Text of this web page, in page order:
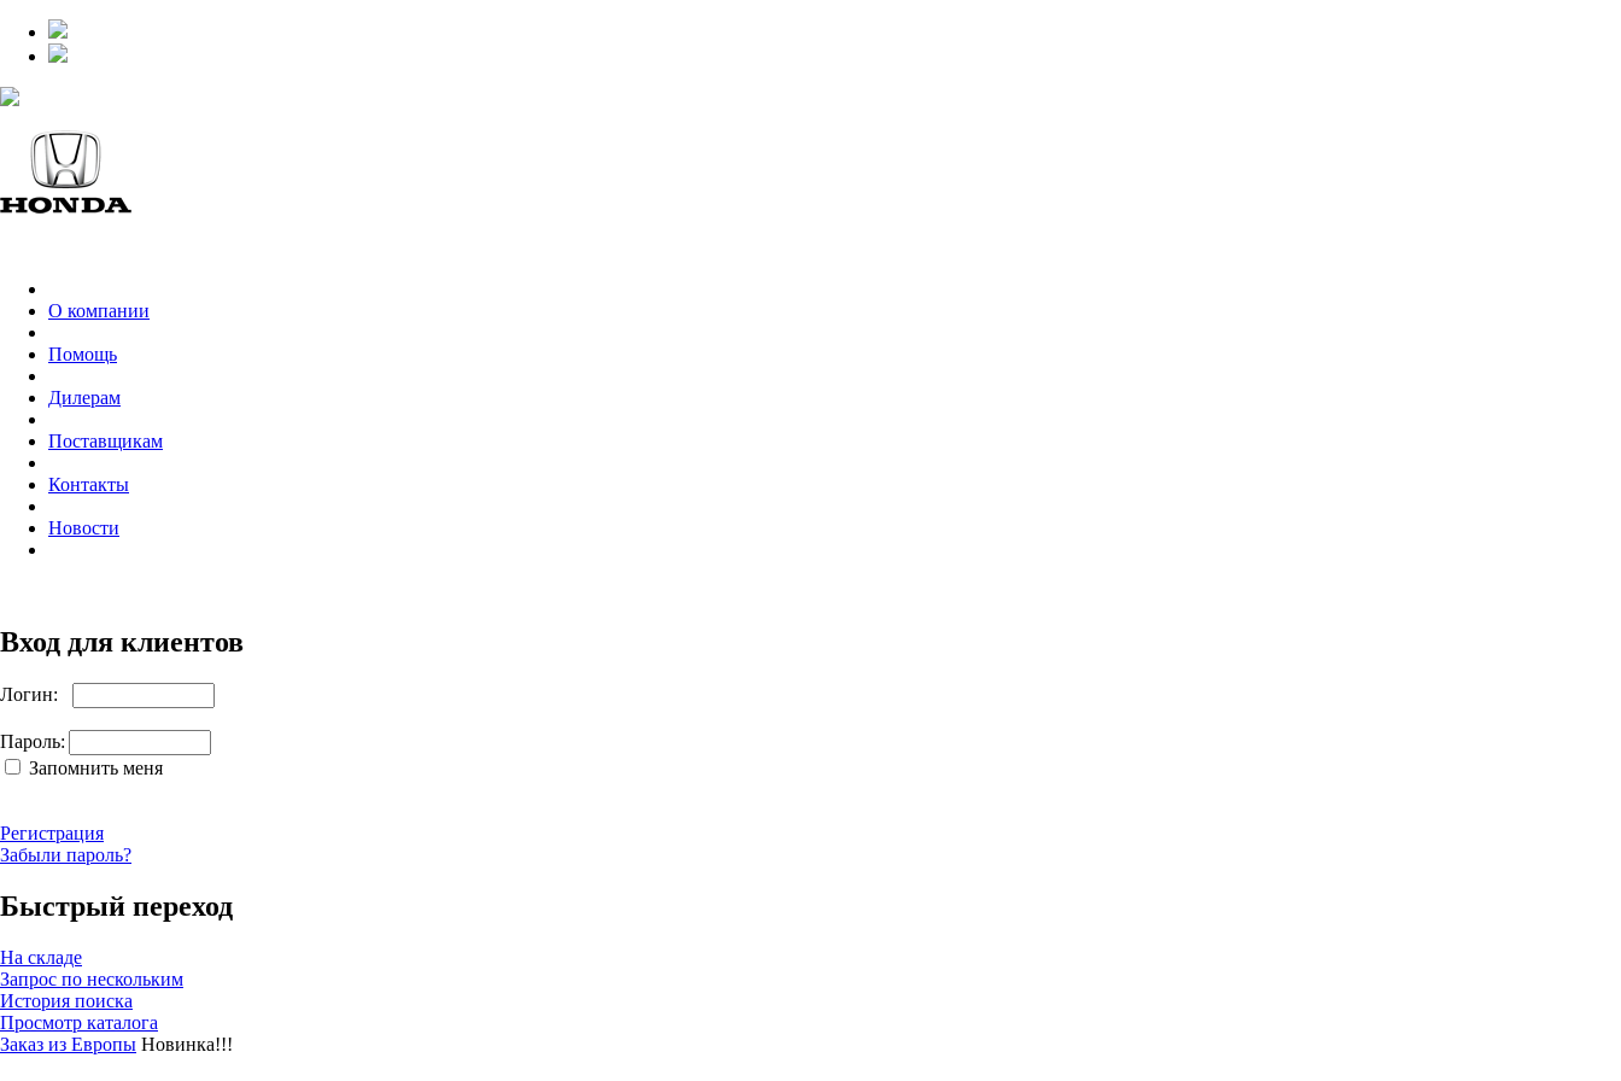
О компании
Помощь
Дилерам
Поставщикам
Контакты
Новости
Вход для клиентов
Логин:
Пароль:
Запомнить меня
Регистрация
Забыли пароль?
Быстрый переход
На складе
Запрос по нескольким
История поиска
Просмотр каталога
Заказ из Европы Новинка!!!